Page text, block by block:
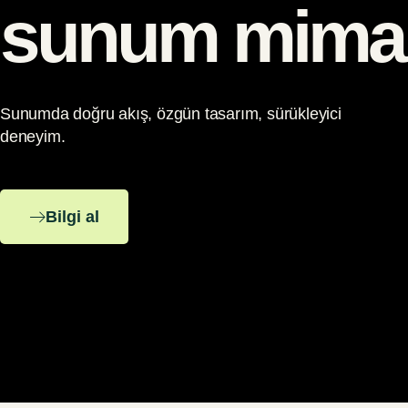
sunum
Sunumda doğru akış, özgün tasarım, sürükleyici
deneyim.
Bilgi al